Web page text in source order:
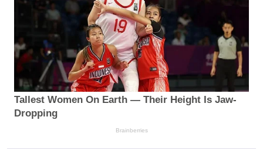
Tallest Women On Earth — Their Height Is Jaw-
Dropping
Brainberries